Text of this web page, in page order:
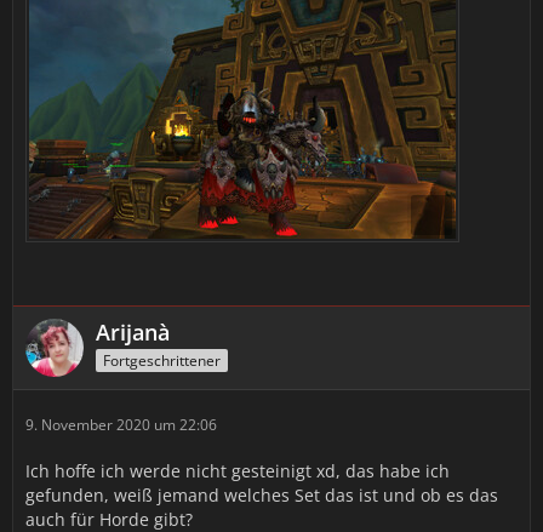
Arijanà
Fortgeschrittener
9. November 2020 um 22:06
Ich hoffe ich werde nicht gesteinigt xd, das habe ich
gefunden, weiß jemand welches Set das ist und ob es das
auch für Horde gibt?